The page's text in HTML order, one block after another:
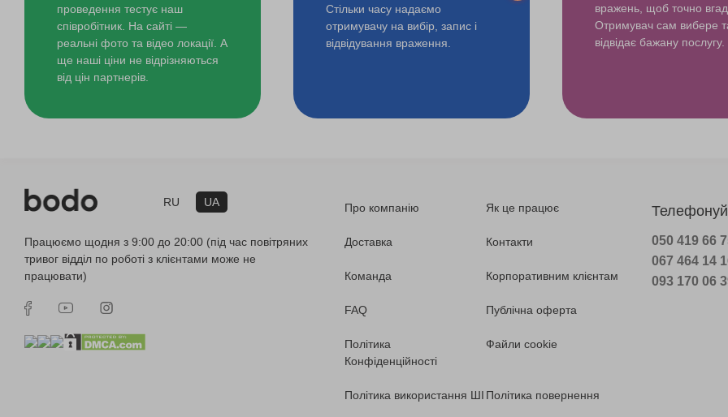
проведення тестує наш
співробітник. На сайті —
реальні фото та відео локації. А
ще наші ціни не відрізняються
від цін партнерів.
Стільки часу надаємо
отримувачу на вибір, запис і
відвідування враження.
вражень, щоб точно
Отримувач сам вибере
відвідає бажану послугу.
RU UA
Працюємо щодня з 9:00 до 20:00 (під час повітряних
тривог відділ по роботі з клієнтами може не
працювати)
Про компанію Як це працює
Доставка Контакти
Команда Корпоративним клієнтам
FAQ Публічна оферта
Політика
Конфіденційності
Файли cookie
Політика використання ШІ Політика повернення
050 419 66
067 464 14
093 170 06